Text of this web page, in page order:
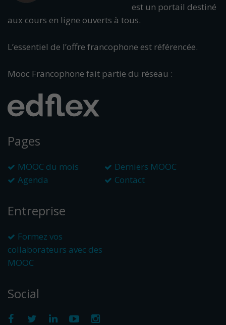
est un portail destiné
aux cours en ligne ouverts à tous.
L’essentiel de l’offre francophone est référencée.
Mooc Francophone fait partie du réseau :
Pages
MOOC du mois
Derniers MOOC
Agenda
Contact
Entreprise
Formez vos
collaborateurs avec des
MOOC
Social